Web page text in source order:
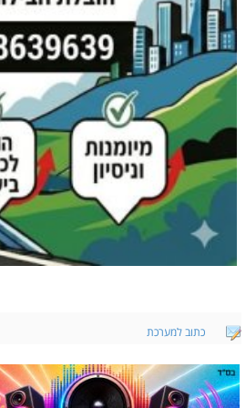
כתוב למערכת